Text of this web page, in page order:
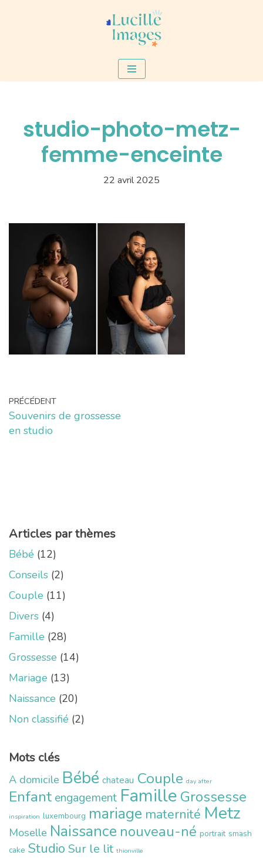
studio-photo-metz-
femme-enceinte
22 avril 2025
PRÉCÉDENT
Souvenirs de grossesse
en studio
Articles par thèmes
Bébé (12)
Conseils (2)
Couple (11)
Divers (4)
Famille (28)
Grossesse (14)
Mariage (13)
Naissance (20)
Non classifié (2)
Mots clés
A domicile Bébé chateau Couple day after
Enfant engagement Famille Grossesse
inspiration luxembourg mariage maternité Metz
Moselle Naissance nouveau-né portrait smash
cake Studio Sur le lit thionville